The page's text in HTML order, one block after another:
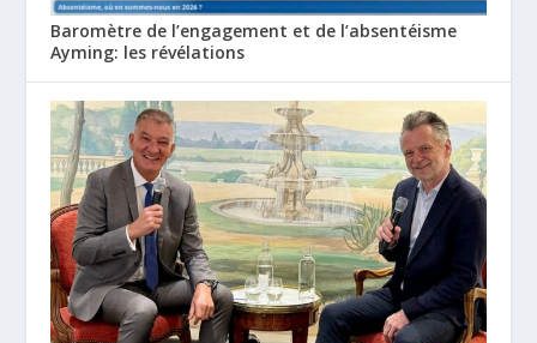
Baromètre de l’engagement et de l’absentéisme
Ayming: les révélations